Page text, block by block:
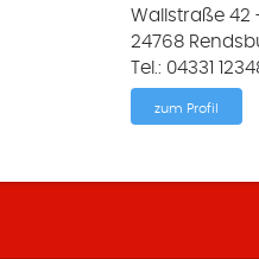
Wallstraße 42
24768
Tel.: 04331
zum Profil